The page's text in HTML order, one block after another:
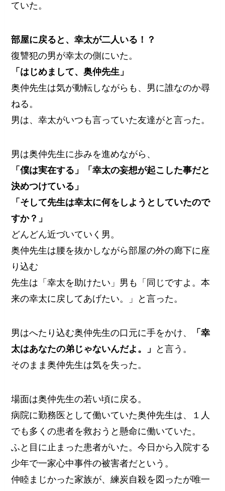
ていた。
部屋に戻ると、幸太が二人いる！？
復讐犯の男が幸太の側にいた。
「はじめまして、奥仲先生」
奥仲先生は気が動転しながらも、男に誰なのか尋
ねる。
男は、幸太がいつも言っていた友達がと言った。
男は奥仲先生に歩みを進めながら、
「僕は実在する」「幸太の妄想が起こした事だと
決めつけている」
「そして先生は幸太に何をしようとしていたので
すか？」
どんどん近づいていく男。
奥仲先生は腰を抜かしながら部屋の外の廊下に座
り込む
先生は「幸太を助けたい」男も「同じですよ。本
来の幸太に戻してあげたい。」と言った。
男はへたり込む奥仲先生の口元に手をかけ、
「幸
太はあなたの弟じゃないんだよ。」
と言う。
そのまま奥仲先生は気を失った。
場面は奥仲先生の若い頃に戻る。
病院に勤務医として働いていた奥仲先生は、１人
でも多くの患者を救おうと懸命に働いていた。
ふと目に止まった患者がいた。今日から入院する
少年で一家心中事件の被害者だという。
仲睦まじかった家族が、練炭自殺を図ったが唯一